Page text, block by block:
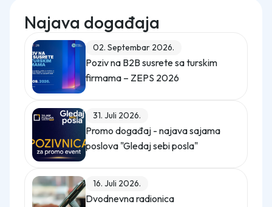
Najava događaja
02. Septembar 2026.
Poziv na B2B susrete sa turskim
firmama – ZEPS 2026
31. Juli 2026.
Promo događaj - najava sajama
poslova "Gledaj sebi posla"
16. Juli 2026.
Dvodnevna radionica